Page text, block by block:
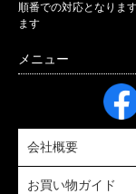
順番での対応となりま
ます
会社概要
お買い物ガイド